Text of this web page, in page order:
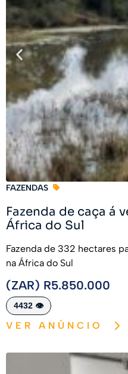
FAZENDAS
Fazenda de caça á
África do Sul
Fazenda de 332 hectares
na África do Sul
(ZAR) R5.850.000
4432 👁️
VER ANÚNCIO